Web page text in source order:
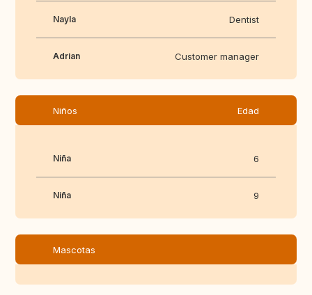
Nayla Dentist
Adrian Customer manager
Niños Edad
Niña 6
Niña 9
Mascotas